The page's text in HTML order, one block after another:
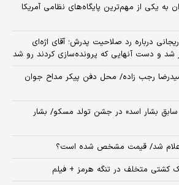
به یکی از مهم‌ترین پایگاه‌های نظامی آمریکا
درباره رد صلاحیت پدرش؛ آقای اژه‌ای
شد و دست آنهایی که پرونده‌سازی کردند رو شد
رجب زاده/ محل دفن پیکر مداح جوان
بشار اسد» در جشن تولد مسکو/ بشار
اعلام شد/ قیمت مشخص شده است؟
کشتی متخلف در تنگه هرمز + فیلم